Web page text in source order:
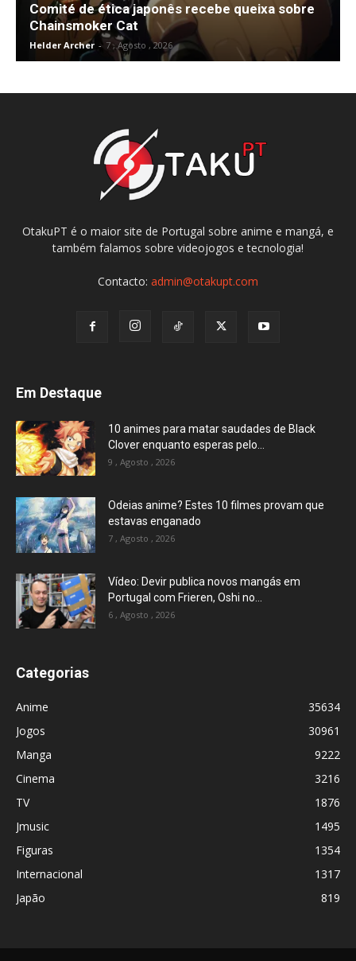
Comité de ética japonês recebe queixa sobre
Chainsmoker Cat
Helder Archer - 7 , Agosto , 2026
OtakuPT é o maior site de Portugal sobre anime e mangá, e
também falamos sobre videojogos e tecnologia!
Contacto: admin@otakupt.com
Em Destaque
10 animes para matar saudades de Black
Clover enquanto esperas pelo...
9 , Agosto , 2026
Odeias anime? Estes 10 filmes provam que
estavas enganado
7 , Agosto , 2026
Vídeo: Devir publica novos mangás em
Portugal com Frieren, Oshi no...
6 , Agosto , 2026
Categorias
Anime
35634
Jogos
30961
Manga
9222
Cinema
3216
TV
1876
Jmusic
1495
Figuras
1354
Internacional
1317
Japão
819